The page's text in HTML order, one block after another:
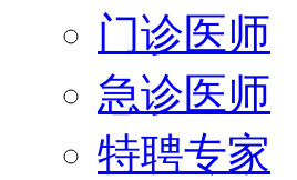
门诊医师
急诊医师
特聘专家